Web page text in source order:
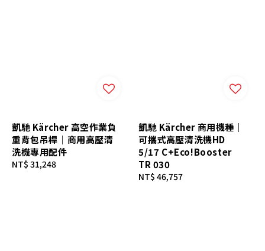
凱馳 Kärcher 高空作業負
重背包吊桿｜商用高壓清
洗機專用配件
Regular
NT$ 31,248
凱馳 Kärcher 商用機種｜
可攜式高壓清洗機HD
5/17 C+Eco!Booster
TR 030
Regular
NT$ 46,757